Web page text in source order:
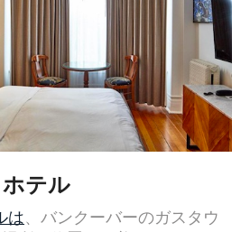
テル
は、バンクーバーのガスタウ